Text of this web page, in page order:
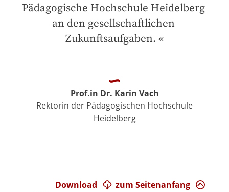
Pädagogische Hochschule Heidelberg
an den gesellschaftlichen
Zukunftsaufgaben.
Prof.in Dr. Karin Vach
Rektorin der Pädagogischen Hochschule
Heidelberg
zum Seitenanfang
Download